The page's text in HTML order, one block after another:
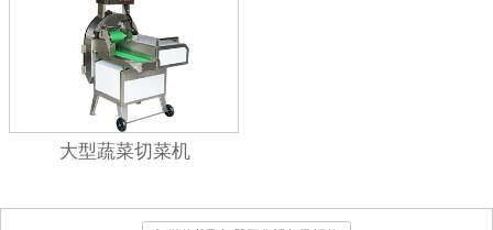
大型蔬菜切菜机